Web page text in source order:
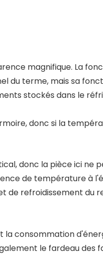
magnifique. La
du terme, mais sa
stockés dans le
donc si la
donc la pièce ici ne
de température à
de refroidissement du
la consommation
le fardeau des